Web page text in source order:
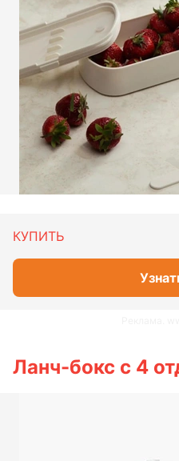
КУПИТЬ
Ланч-бокс с 4